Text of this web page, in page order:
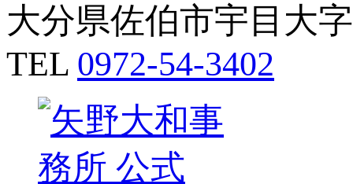
大分県佐伯市宇目大
TEL 0972-54-3402